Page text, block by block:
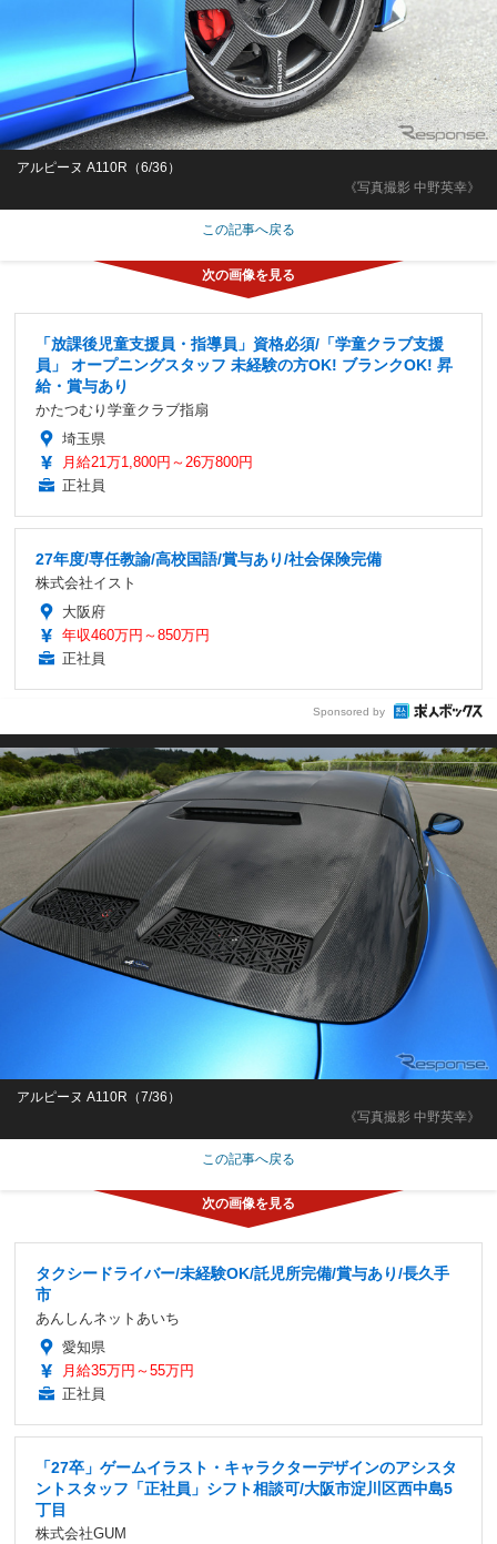
《写真撮影 中野英幸》
アルピーヌ A110R（6/36）
この記事へ戻る
「放課後児童支援員・指導員」資格必須/「学童クラブ支援
員」 オープニングスタッフ 未経験の方OK! ブランクOK! 昇
給・賞与あり
かたつむり学童クラブ指扇
埼玉県
月給21万1,800円～26万800円
正社員
27年度/専任教諭/高校国語/賞与あり/社会保険完備
株式会社イスト
大阪府
年収460万円～850万円
正社員
Sponsored by
《写真撮影 中野英幸》
アルピーヌ A110R（7/36）
この記事へ戻る
タクシードライバー/未経験OK/託児所完備/賞与あり/長久手
市
あんしんネットあいち
愛知県
月給35万円～55万円
正社員
「27卒」ゲームイラスト・キャラクターデザインのアシスタ
ントスタッフ「正社員」シフト相談可/大阪市淀川区西中島5
丁目
株式会社GUM